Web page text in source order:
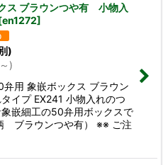
ス ブラウンつや有 小物入
en1272]
)
～ )
弁用 象嵌ボックス ブラウン
イプ EX241 小物入れのつ
嵌細工の50弁用ボックスで
ブラウンつや有） ※※ ご注